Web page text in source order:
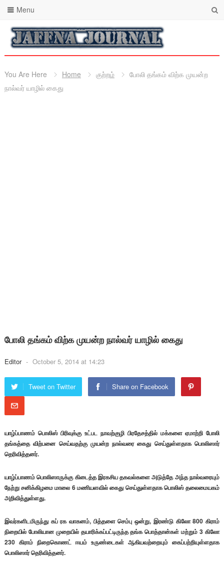
Menu
You Are Here Home குற்றம்
போலி தங்கம் விற்க முயன்ற
நால்வர் யாழில் கைது
போலி தங்கம் விற்க முயன்ற நால்வர் யாழில் கைது
Editor - October 5, 2014 at 14:23
Tweet on Twitter Share on Facebook
யாழ்ப்பாணம் பொலிஸ் பிரிவுக்கு உட்பட நாவற்குழி பிரதேசத்தில் மக்களை ஏமாற்றி போலி
தங்கத்தை விற்பனை செய்வதற்கு முயன்ற நால்வரை கைது செய்துள்ளதாக பொலிஸார்
தெரிவித்தனர்.
யாழ்ப்பாணம் பொலிஸாருக்கு கிடைத்த இரகசிய தகவல்களை அடுத்தே அந்த நால்வரையும்
நேற்று சனிக்கிழமை மாலை 6 மணியளவில் கைது செய்துள்ளதாக பொலிஸ் தலைமையகம்
அறிவித்துள்ளது.
இவர்களிடமிருந்து கப் ரக வாகனம், பித்தளை செம்பு ஒன்று, இரண்டு கிலோ 800 கிராம்
நிறையில் போலியான முறையில் தயாரிக்கப்பட்டிருந்த தங்க பொத்தான்கள் மற்றும் 3 கிலோ
230 கிராம் நிறைகொணட் ஈயம் உருண்டைகள் ஆகியவற்றையும் கைப்பற்றியுள்ளதாக
பொலிஸார் தெரிவித்தனர்.